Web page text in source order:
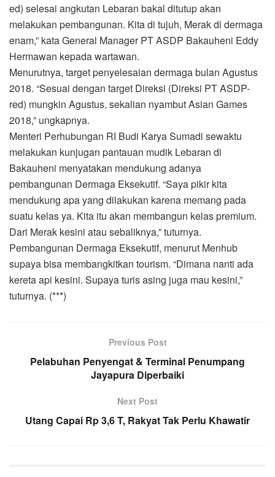
ed) selesai angkutan Lebaran bakal ditutup akan
melakukan pembangunan. Kita di tujuh, Merak di dermaga
enam,” kata General Manager PT ASDP Bakauheni Eddy
Hermawan kepada wartawan.
Menurutnya, target penyelesaian dermaga bulan Agustus
2018. “Sesuai dengan target Direksi (Direksi PT ASDP-
red) mungkin Agustus, sekalian nyambut Asian Games
2018,” ungkapnya.
Menteri Perhubungan RI Budi Karya Sumadi sewaktu
melakukan kunjugan pantauan mudik Lebaran di
Bakauheni menyatakan mendukung adanya
pembangunan Dermaga Eksekutif. “Saya pikir kita
mendukung apa yang dilakukan karena memang pada
suatu kelas ya. Kita itu akan membangun kelas premium.
Dari Merak kesini atau sebaliknya,” tuturnya.
Pembangunan Dermaga Eksekutif, menurut Menhub
supaya bisa membangkitkan tourism. “Dimana nanti ada
kereta api kesini. Supaya turis asing juga mau kesini,”
tuturnya. (***)
Previous Post
Pelabuhan Penyengat & Terminal Penumpang
Jayapura Diperbaiki
Next Post
Utang Capai Rp 3,6 T, Rakyat Tak Perlu Khawatir